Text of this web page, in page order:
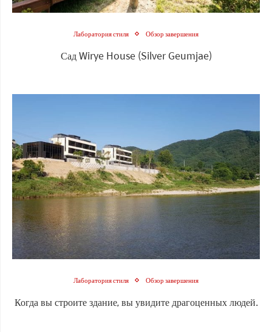
Лаборатория стиля Обзор завершения
Сад Wirye House (Silver Geumjae)
Лаборатория стиля Обзор завершения
Когда вы строите здание, вы увидите драгоценных людей.